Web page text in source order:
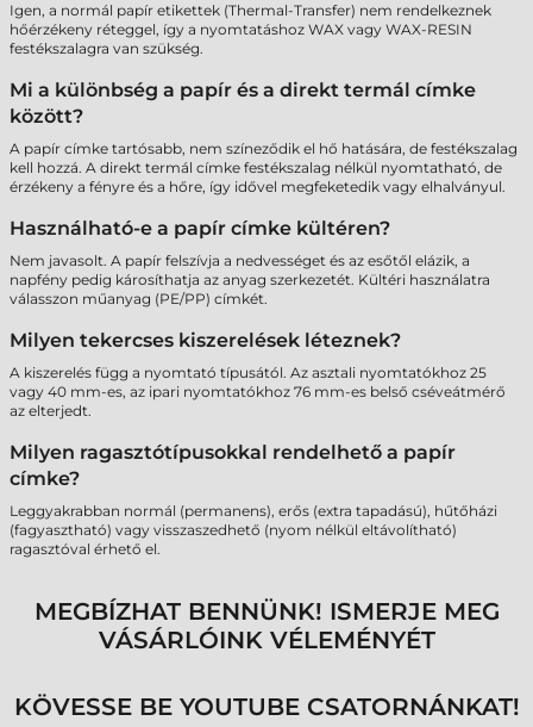
Igen, a normál papír etikettek (Thermal-Transfer) nem rendelkeznek
hőérzékeny réteggel, így a nyomtatáshoz WAX vagy WAX-RESIN
festékszalagra van szükség.
Mi a különbség a papír és a direkt termál címke
között?
A papír címke tartósabb, nem színeződik el hő hatására, de festékszalag
kell hozzá. A direkt termál címke festékszalag nélkül nyomtatható, de
érzékeny a fényre és a hőre, így idővel megfeketedik vagy elhalványul.
Használható-e a papír címke kültéren?
Nem javasolt. A papír felszívja a nedvességet és az esőtől elázik, a
napfény pedig károsíthatja az anyag szerkezetét. Kültéri használatra
válasszon műanyag (PE/PP) címkét.
Milyen tekercses kiszerelések léteznek?
A kiszerelés függ a nyomtató típusától. Az asztali nyomtatókhoz 25
vagy 40 mm-es, az ipari nyomtatókhoz 76 mm-es belső cséveátmérő
az elterjedt.
Milyen ragasztótípusokkal rendelhető a papír
címke?
Leggyakrabban normál (permanens), erős (extra tapadású), hűtőházi
(fagyasztható) vagy visszaszedhető (nyom nélkül eltávolítható)
ragasztóval érhető el.
MEGBÍZHAT BENNÜNK! ISMERJE MEG
VÁSÁRLÓINK VÉLEMÉNYÉT
KÖVESSE BE YOUTUBE CSATORNÁNKAT!